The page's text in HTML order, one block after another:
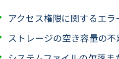
アクセス権限に関するエラ
ストレージの空き容量の不